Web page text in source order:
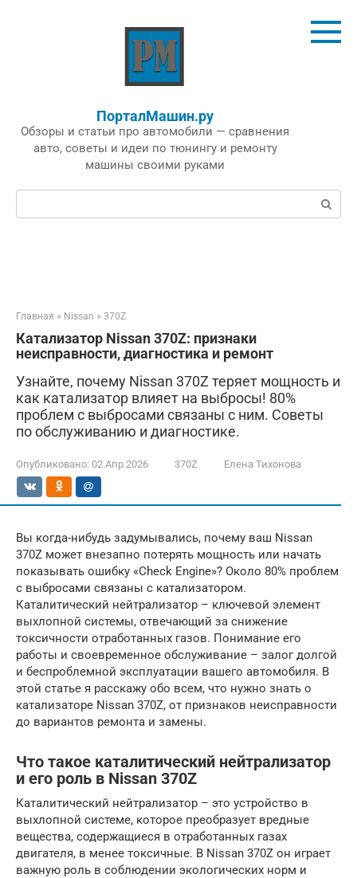
ПорталМашин.ру
Обзоры и статьи про автомобили — сравнения
авто, советы и идеи по тюнингу и ремонту
машины своими руками
Поиск:
Главная » Nissan » 370Z
Катализатор Nissan 370Z: признаки
неисправности, диагностика и ремонт
Узнайте, почему Nissan 370Z теряет мощность и
как катализатор влияет на выбросы! 80%
проблем с выбросами связаны с ним. Советы
по обслуживанию и диагностике.
Опубликовано: 02.Апр.2026 370Z Елена Тихонова
Вы когда-нибудь задумывались, почему ваш Nissan
370Z может внезапно потерять мощность или начать
показывать ошибку «Check Engine»? Около 80% проблем
с выбросами связаны с катализатором.
Каталитический нейтрализатор – ключевой элемент
выхлопной системы, отвечающий за снижение
токсичности отработанных газов. Понимание его
работы и своевременное обслуживание – залог долгой
и беспроблемной эксплуатации вашего автомобиля. В
этой статье я расскажу обо всем, что нужно знать о
катализаторе Nissan 370Z, от признаков неисправности
до вариантов ремонта и замены.
Что такое каталитический нейтрализатор
и его роль в Nissan 370Z
Каталитический нейтрализатор – это устройство в
выхлопной системе, которое преобразует вредные
вещества, содержащиеся в отработанных газах
двигателя, в менее токсичные. В Nissan 370Z он играет
важную роль в соблюдении экологических норм и